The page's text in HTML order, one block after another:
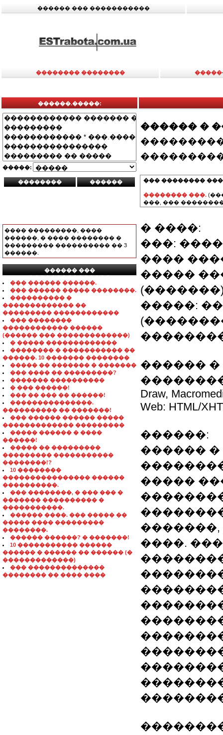
������ ��� �����������
�������� ��������
������.�����:
�����:
���� ���������, ����
������, � ���� �������� �
��������� ���������� �� 3
������.
������ ���
���������������
��� ������ ������.
��� ������ ����� ��������.
���������� �
������������� ��
��������� ������������
��� ��������
������������ ������
(������ ��� �������������)
� ����� �������������
�������� � ����������� ��
������. 10 ������� ��������
����� �� ������� � �������
��� ���� �� ���������?
������� ����������
� ��� ������!
��� �� ��� �� ������!
���������������.
���������� �� �������!
��� ������ ������ �����
������������� ���������
����� ������ � ����
������!
����� �� ���������
��������� �����������
��������!?
10 ��������
���������������� ������
����������.
��� ��������, � ��� ��� �
������� ���������� �
�����������.
������ ����. ��� ����� ��
����� ���� ���������
��������.
������ ������? � �������!
10 ����������� ������
������ � ������ �� ������ (�
�������������)
��� ��������������
�������� �� ���� ����
������ �
��� ��������
�������� ���.
���, ���
� ����:
���:
����
�����
�����:
������ �
Draw,
Web: HTML/
������:
������
�����
�������,
����.
��������